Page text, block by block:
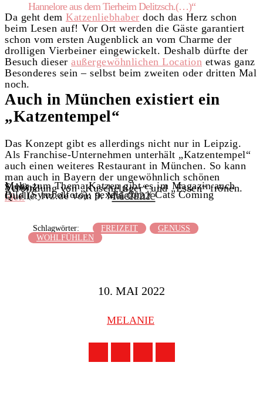
Hannelore aus dem Tierheim Delitzsch.(…)“
Da geht dem Katzenliebhaber doch das Herz schon
beim Lesen auf! Vor Ort werden die Gäste garantiert
schon vom ersten Augenblick an vom Charme der
drolligen Vierbeiner eingewickelt. Deshalb dürfte der
Besuch dieser außergewöhnlichen Location etwas ganz
Besonderes sein – selbst beim zweiten oder dritten Mal
noch.
Auch in München existiert ein
„Katzentempel“
Das Konzept gibt es allerdings nicht nur in Leipzig.
Als Franchise-Unternehmen unterhält „Katzentempel“
auch einen weiteres Restaurant in München. So kann
man auch in Bayern der ungewöhnlich schönen
Verbindung von „Kuscheltiger“ und „Essen“ frönen.
Schön!
Mehr zum Thema Katzen gibt es im Magazin auch
hier.
Quelle: lvz.de vom 9. Mai 2022
Bild (Symbolfoto): pexels.com / Cats Coming
Melanie
Schlagwörter: FREIZEIT
GENUSS
WOHLFÜHLEN
10. MAI 2022
MELANIE